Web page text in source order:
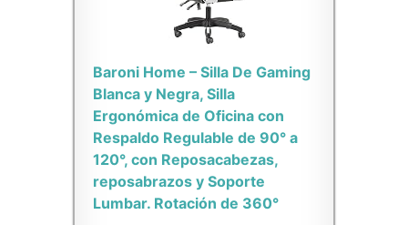
Baroni Home – Silla De Gaming
Blanca y Negra, Silla
Ergonómica de Oficina con
Respaldo Regulable de 90° a
120°, con Reposacabezas,
reposabrazos y Soporte
Lumbar. Rotación de 360°